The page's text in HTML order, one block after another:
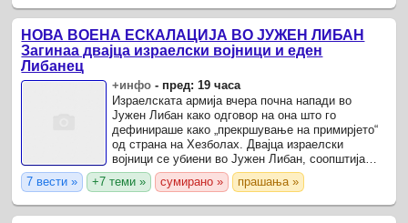
НОВА ВОЕНА ЕСКАЛАЦИЈА ВО ЈУЖЕН ЛИБАН
Загинаа двајца израелски војници и еден
Либанец
+инфо - пред: 19 часа
Израелската армија вчера почна напади во
Јужен Либан како одговор на она што го
дефинираше како „прекршување на примирјето“
од страна на Хезболах. Двајца израелски
војници се убиени во Јужен Либан, соопштија
денеска Израелските одбранбени сили (ИДФ),
додека во израелски напади ...
7 вести » +7 теми » сумирано » прашања »